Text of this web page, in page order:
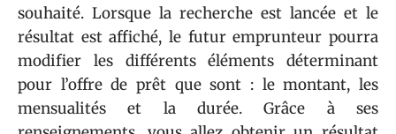
souhaité. Lorsque la recherche est lancée et le
résultat est affiché, le futur emprunteur pourra
modifier les différents éléments déterminant
pour l’offre de prêt que sont : le montant, les
mensualités et la durée. Grâce à ses